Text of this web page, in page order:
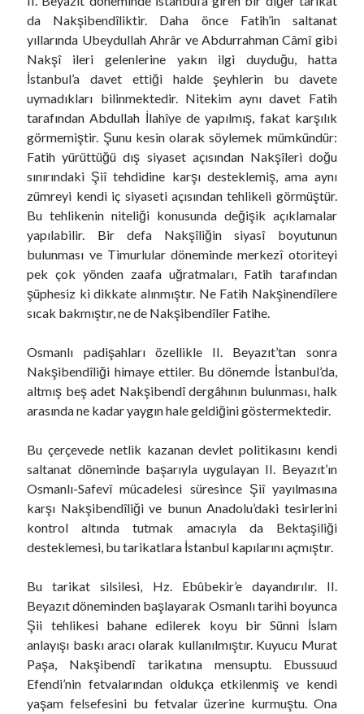
da Nakşibendîliktir. Daha önce Fatih’in saltanat
yıllarında Ubeydullah Ahrâr ve Abdurrahman Câmî gibi
Nakşî ileri gelenlerine yakın ilgi duyduğu, hatta
İstanbul’a davet ettiği halde şeyhlerin bu davete
uymadıkları bilinmektedir. Nitekim aynı davet Fatih
tarafından Abdullah İlahîye de yapılmış, fakat karşılık
görmemiştir. Şunu kesin olarak söylemek mümkündür:
Fatih yürüttüğü dış siyaset açısından Nakşîleri doğu
sınırındaki Şiî tehdidine karşı desteklemiş, ama aynı
zümreyi kendi iç siyaseti açısından tehlikeli görmüştür.
Bu tehlikenin niteliği konusunda değişik açıklamalar
yapılabilir. Bir defa Nakşîliğin siyasî boyutunun
bulunması ve Timurlular döneminde merkezî otoriteyi
pek çok yönden zaafa uğratmaları, Fatih tarafından
şüphesiz ki dikkate alınmıştır. Ne Fatih Nakşinendîlere
sıcak bakmıştır, ne de Nakşibendîler Fatihe.
Osmanlı padişahları özellikle II. Beyazıt’tan sonra
Nakşibendîliği himaye ettiler. Bu dönemde İstanbul’da,
altmış beş adet Nakşibendî dergâhının bulunması, halk
arasında ne kadar yaygın hale geldiğini göstermektedir.
Bu çerçevede netlik kazanan devlet politikasını kendi
saltanat döneminde başarıyla uygulayan II. Beyazıt’ın
Osmanlı-Safevî mücadelesi süresince Şiî yayılmasına
karşı Nakşibendîliği ve bunun Anadolu’daki tesirlerini
kontrol altında tutmak amacıyla da Bektaşiliği
desteklemesi, bu tarikatlara İstanbul kapılarını açmıştır.
Bu tarikat silsilesi, Hz. Ebûbekir’e dayandırılır. II.
Beyazıt döneminden başlayarak Osmanlı tarihi boyunca
Şii tehlikesi bahane edilerek koyu bir Sünni İslam
anlayışı baskı aracı olarak kullanılmıştır. Kuyucu Murat
Paşa, Nakşibendî tarikatına mensuptu. Ebussuud
Efendi’nin fetvalarından oldukça etkilenmiş ve kendi
yaşam felsefesini bu fetvalar üzerine kurmuştu. Ona